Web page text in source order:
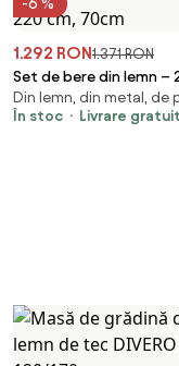
-6 %
1.292 RON1.371 RON
Set de bere din lemn –
70cm
Din lemn, din metal, de
În stoc
Livrare